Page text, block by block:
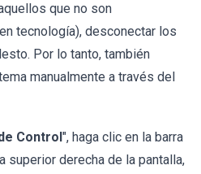
que no son
tecnología), desconectar los
Por lo tanto, también
manualmente a través del
Control", haga clic en la barra
superior derecha de la pantalla,